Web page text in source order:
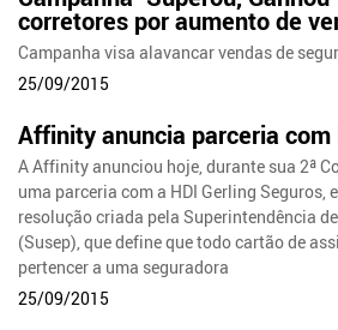
corretores por aumento de
Campanha visa alavancar vendas de
25/09/2015
Affinity anuncia parceria com
A Affinity anunciou hoje, durante sua 2ª
uma parceria com a HDI Gerling Seguros,
resolução criada pela Superintendência
(Susep), que define que todo cartão de
pertencer a uma seguradora
25/09/2015